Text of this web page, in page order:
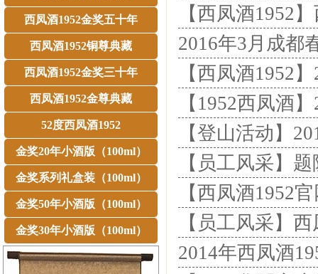
西凤酒1952金奖五十年
西凤酒1952铜尊典藏
西凤酒1952金奖三十年
西凤酒1952金尊典藏
52度西凤酒1952
金奖20年小酒版（100ml）
金奖系列礼盒装（100ml）
金奖50年小酒版（100ml）
金奖30年小酒版（100ml）
【西凤酒1952
2016年3月成都
【西凤酒1952
【1952西凤酒
【登山活动】
【员工风采】
【西凤酒1952
【员工风采】
2014年西凤酒